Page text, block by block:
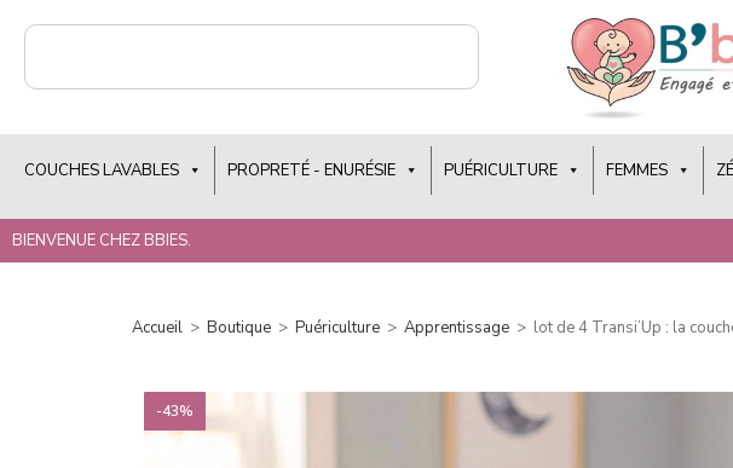
COUCHES LAVABLES PROPRETÉ - ENURÉSIE PUÉRICULTURE FEMMES
BIENVENUE CHEZ BBIES.
Accueil > Boutique > Puériculture > Apprentissage > lot de 4 Transi’Up : la
-43%